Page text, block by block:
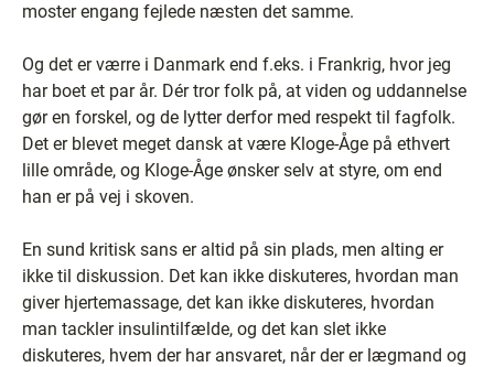
moster engang fejlede næsten det samme.
Og det er værre i Danmark end f.eks. i Frankrig, hvor jeg
har boet et par år. Dér tror folk på, at viden og uddannelse
gør en forskel, og de lytter derfor med respekt til fagfolk.
Det er blevet meget dansk at være Kloge-Åge på ethvert
lille område, og Kloge-Åge ønsker selv at styre, om end
han er på vej i skoven.
En sund kritisk sans er altid på sin plads, men alting er
ikke til diskussion. Det kan ikke diskuteres, hvordan man
giver hjertemassage, det kan ikke diskuteres, hvordan
man tackler insulintilfælde, og det kan slet ikke
diskuteres, hvem der har ansvaret, når der er lægmand og